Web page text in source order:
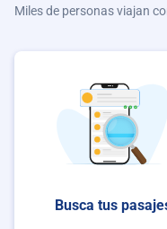
Miles de personas viajan
Busca tus